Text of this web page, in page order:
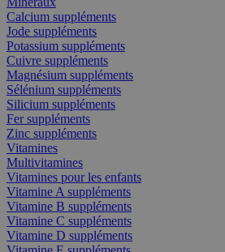
Calcium suppléments
Jode suppléments
Potassium suppléments
Cuivre suppléments
Magnésium suppléments
Sélénium suppléments
Silicium suppléments
Fer suppléments
Zinc suppléments
Vitamines
Multivitamines
Vitamines pour les enfants
Vitamine A suppléments
Vitamine B suppléments
Vitamine C suppléments
Vitamine D suppléments